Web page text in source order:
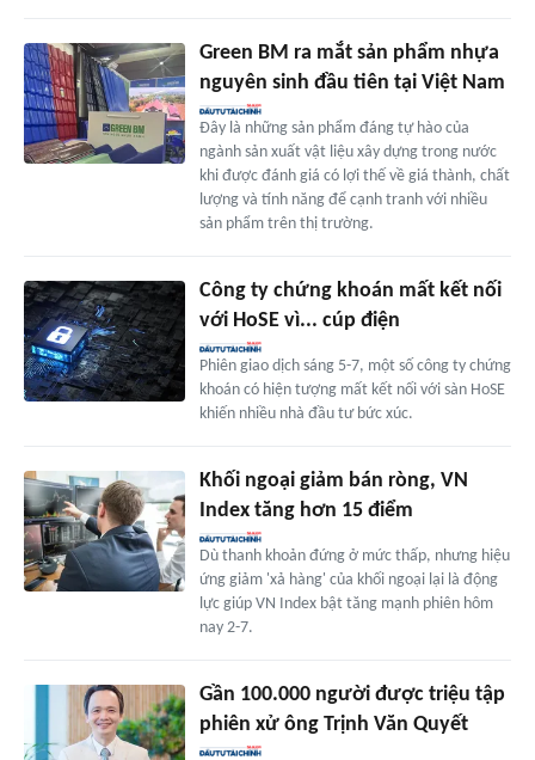
Green BM ra mắt sản phẩm nhựa
nguyên sinh đầu tiên tại Việt Nam
Đây là những sản phẩm đáng tự hào của
ngành sản xuất vật liệu xây dựng trong nước
khi được đánh giá có lợi thế về giá thành, chất
lượng và tính năng để cạnh tranh với nhiều
sản phẩm trên thị trường.
Công ty chứng khoán mất kết nối
với HoSE vì... cúp điện
Phiên giao dịch sáng 5-7, một số công ty chứng
khoán có hiện tượng mất kết nối với sàn HoSE
khiến nhiều nhà đầu tư bức xúc.
Khối ngoại giảm bán ròng, VN
Index tăng hơn 15 điểm
Dù thanh khoản đứng ở mức thấp, nhưng hiệu
ứng giảm 'xả hàng' của khối ngoại lại là động
lực giúp VN Index bật tăng mạnh phiên hôm
nay 2-7.
Gần 100.000 người được triệu tập
phiên xử ông Trịnh Văn Quyết